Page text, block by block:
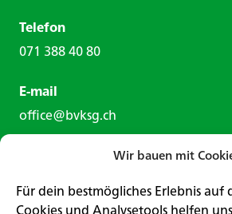
Wir bauen mit
Für dein bestmögliches Erlebnis auf
Telefon
071 388 40 80
E-mail
office@bvksg.ch